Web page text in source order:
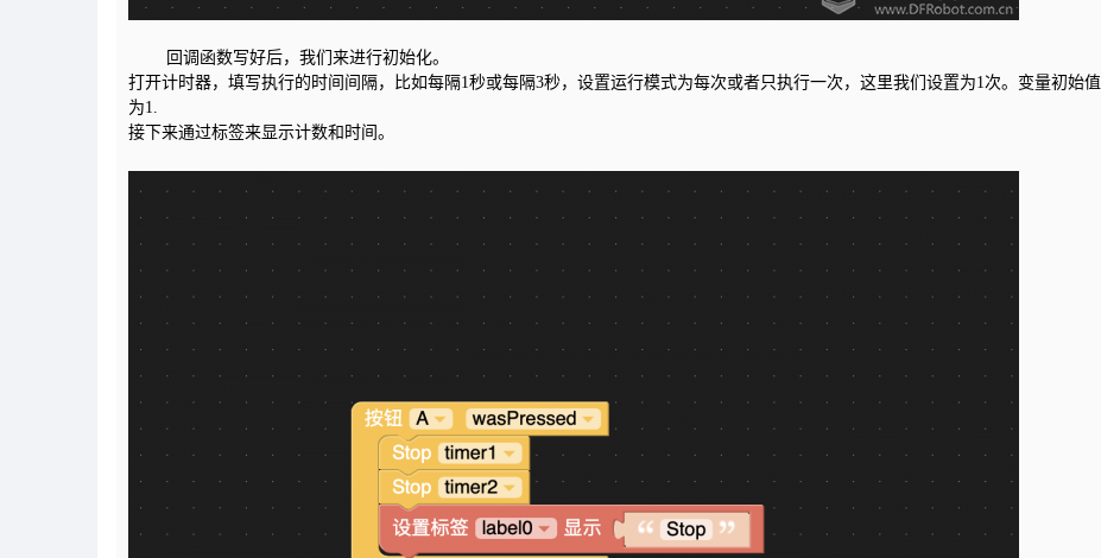
回调函数写好后，我们来进行初始化。
打开计时器，填写执行的时间间隔，比如每隔1秒或每隔3秒，设置运行模式为每次或者只执行一次，这里我们设置为1次。变量初始值
为1.
接下来通过标签来显示计数和时间。